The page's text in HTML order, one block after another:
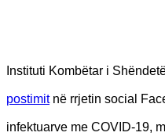
Instituti Kombëtar i
postimitnë rrjetin social
infektuarve me COVID-19,